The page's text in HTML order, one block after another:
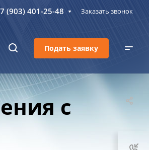
(903) 401-25-48 Заказать звонок
Подать заявку
с